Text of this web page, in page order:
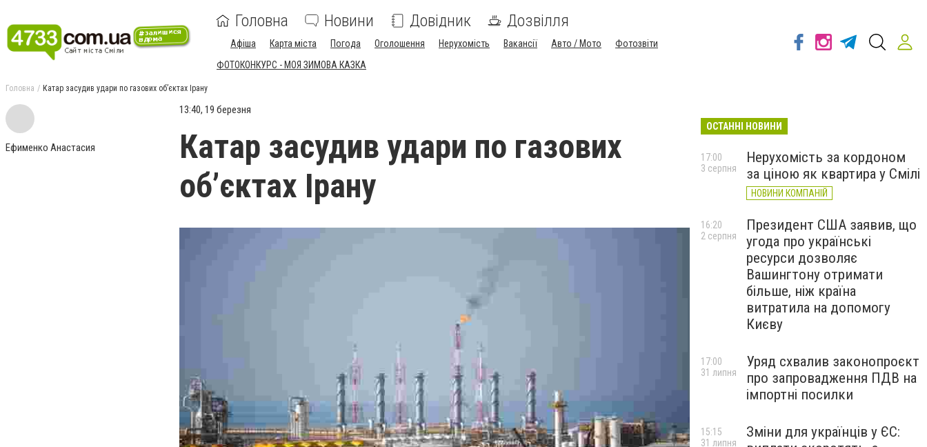
Головна Новини Довідник Дозвілля
Афіша Карта міста Погода Оголошення Нерухомість Вакансії Авто / Мото
Фотозвіти
ФОТОКОНКУРС - МОЯ ЗИМОВА КАЗКА
Головна Катар засудив удари по газових об’єктах Ірану
Ефименко Анастасия
13:40, 19 березня
Катар засудив удари по газових
об’єктах Ірану
ОСТАННІ НОВИНИ
Нерухомість за кордоном
за ціною як квартира у Смілі
НОВИНИ КОМПАНІЙ
17:00
3 серпня
Президент США заявив, що
угода про українські
ресурси дозволяє
Вашингтону отримати
більше, ніж країна
витратила на допомогу
Києву
16:20
2 серпня
Уряд схвалив законопроєкт
про запровадження ПДВ на
імпортні посилки
17:00
31 липня
Зміни для українців у ЄС:
15:15
31 липня